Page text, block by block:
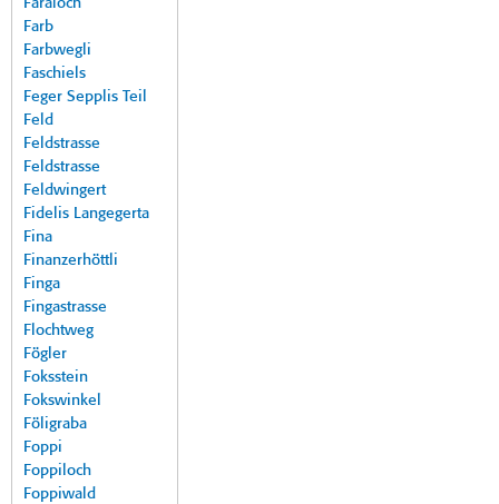
Faraloch
Farb
Farbwegli
Faschiels
Feger Sepplis Teil
Feld
Feldstrasse
Feldstrasse
Feldwingert
Fidelis Langegerta
Fina
Finanzerhöttli
Finga
Fingastrasse
Flochtweg
Fögler
Foksstein
Fokswinkel
Föligraba
Foppi
Foppiloch
Foppiwald